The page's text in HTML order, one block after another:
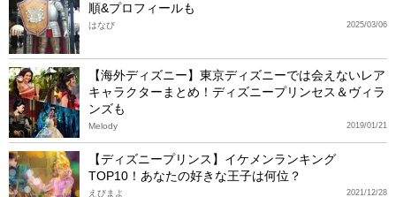
順&プロフィールも
2025/03/06
はなび
【海外ディズニー】東京ディズニーでは会えないレア
キャラクターまとめ！ディズニープリンセス＆ヴィラ
ンズも
2019/01/21
Melody
【ディズニープリンス】イケメンランキング
TOP10！あなたの好きな王子は何位？
2021/12/28
えびまよ